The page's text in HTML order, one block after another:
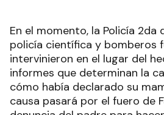
En el momento, la Policía 2da
policía científica y bomberos
intervinieron en el lugar del
informes que determinan la
cómo había declarado su
causa pasará por el fuero de